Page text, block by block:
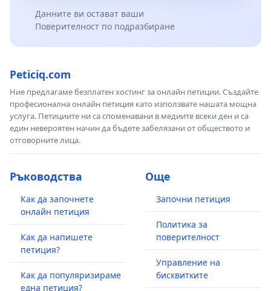
Данните ви остават ваши
Поверителност по подразбиране
Peticiq.com
Ние предлагаме безплатен хостинг за онлайн петиции. Създайте
професионална онлайн петиция като използвате нашата мощна
услуга. Петициите ни са споменавани в медиите всеки ден и са
един невероятен начин да бъдете забелязани от обществото и
отговорните лица.
Ръководства
Как да започнете
онлайн петиция
Как да напишете
петиция?
Как да популяризираме
една петиция?
Още
Започни петиция
Политика за
поверителност
Управление на
бисквитките